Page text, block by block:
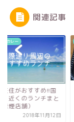
関連記事
スカレー
在住がおすすめ!!国
り近くのランチまと
煙店舗）
2018年11月12日